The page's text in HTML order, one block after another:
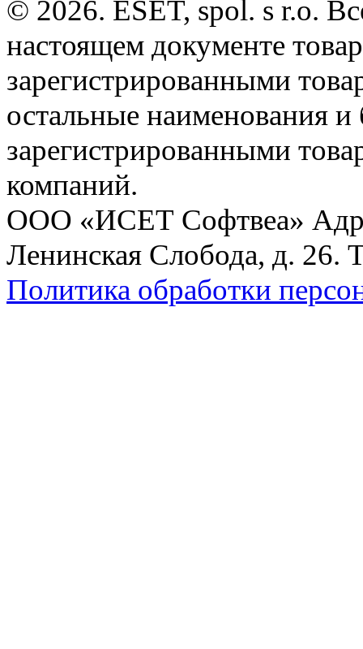
© 2026. ESET, spol. s r.o.
настоящем документе
зарегистрированными
остальные наименования
зарегистрированными
компаний.
ООО «ИСЕТ Софтвеа»
Ленинская Слобода, д. 26.
Политика обработки